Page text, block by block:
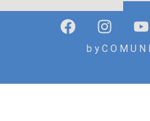
b y C O M U N